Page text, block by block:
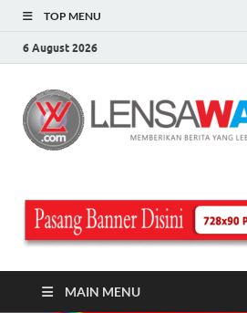
TOP MENU
6 August 2026
MAIN MENU